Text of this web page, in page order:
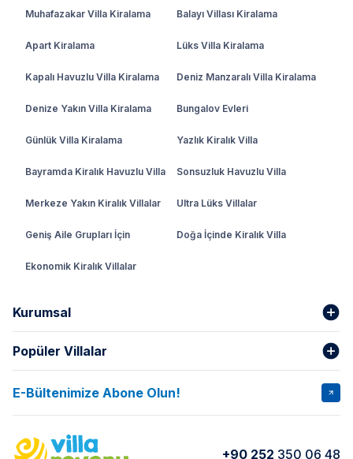
Muhafazakar Villa Kiralama Balayı Villası Kiralama
Apart Kiralama Lüks Villa Kiralama
Kapalı Havuzlu Villa Kiralama Deniz Manzaralı Villa Kiralama
Denize Yakın Villa Kiralama Bungalov Evleri
Günlük Villa Kiralama Yazlık Kiralık Villa
Bayramda Kiralık Havuzlu Villa Sonsuzluk Havuzlu Villa
Merkeze Yakın Kiralık Villalar Ultra Lüks Villalar
Geniş Aile Grupları İçin Doğa İçinde Kiralık Villa
Ekonomik Kiralık Villalar
Kurumsal
Hakkımızda
İptal Şartları Banka Hesapları
Kurumsal Blog
Yorumlar Nasıl Kiralarım
Popüler Villalar
VİLLA SALKIM VİLLA SLAY 1
E-Bültenimize Abone Olun!
+90 252 350 06 48